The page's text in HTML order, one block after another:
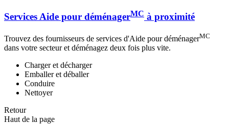
Services Aide pour déménagerMC à proximité
Trouvez des fournisseurs de services d'Aide pour déménagerMC
dans votre secteur et déménagez deux fois plus vite.
Charger et décharger
Emballer et déballer
Conduire
Nettoyer
Retour
Haut de la page